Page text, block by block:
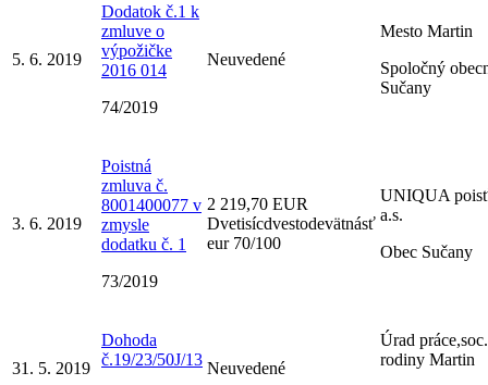
5. 6. 2019
Dodatok č.1 k
zmluve o
výpožičke
2016 014
74/2019
Neuvedené
Mesto Martin
Spoločný
Sučany
3. 6. 2019
Poistná
zmluva č.
8001400077 v
zmysle
dodatku č. 1
73/2019
2 219,70 EUR
Dvetisícdvestodevätnásť
eur 70/100
UNIQUA
a.s.
Obec Sučany
31. 5. 2019
Dohoda
č.19/23/50J/13 Neuvedené
Úrad
rodiny Martin